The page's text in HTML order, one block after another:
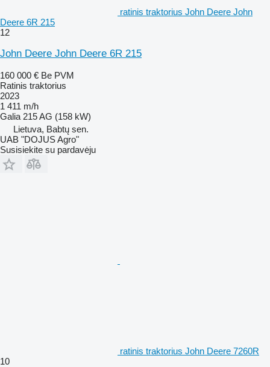
ratinis traktorius John Deere John
Deere 6R 215
12
John Deere John Deere 6R 215
160 000 € Be PVM
Ratinis traktorius
2023
1 411 m/h
Galia 215 AG (158 kW)
Lietuva, Babtų sen.
UAB "DOJUS Agro"
Susisiekite su pardavėju
ratinis traktorius John Deere 7260R
10